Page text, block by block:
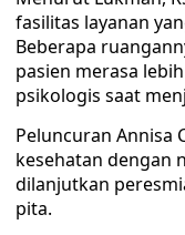
fasilitas layanan
Beberapa
pasien merasa
psikologis saat
Peluncuran Annisa
kesehatan dengan
dilanjutkan
pita.